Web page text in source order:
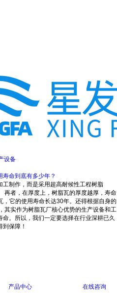
设备
命到底有多少年？
制作，而是采用超高耐候性工程树脂
再者，在厚度上，树脂瓦的厚度越厚，寿命
它的使用寿命长达30年。还得根据自身的
其实作为树脂瓦厂核心优势的生产设备和工
。所以，我们一定要选择在行业深耕已久
保障！
产品中心 在线咨询